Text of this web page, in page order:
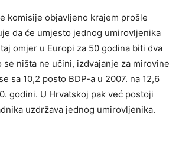
komisije objavljeno krajem prošle
da će umjesto jednog umirovljenika
omjer u Europi za 50 godina biti dva
se ništa ne učini, izdvajanje za mirovine
sa 10,2 posto BDP-a u 2007. na 12,6
godini. U Hrvatskoj pak već postoji
uzdržava jednog umirovljenika.